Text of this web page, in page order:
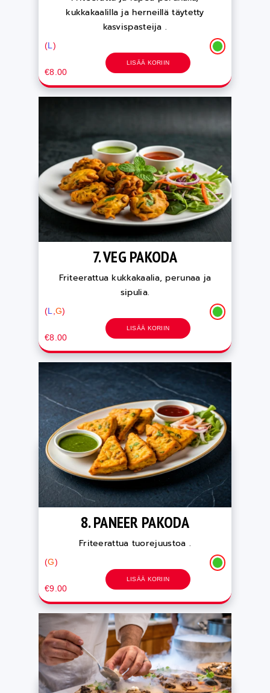
kukkakaalilla ja herneillä täytetty
kasvispasteija .
(L)
€8.00
LISÄÄ KORIIN
7. VEG PAKODA
Friteerattua kukkakaalia, perunaa ja
sipulia.
(L,G)
€8.00
LISÄÄ KORIIN
8. PANEER PAKODA
Friteerattua tuorejuustoa .
(G)
€9.00
LISÄÄ KORIIN